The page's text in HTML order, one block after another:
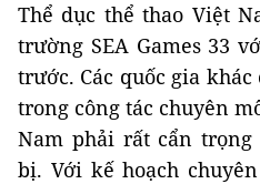
Thể dục thể thao Việt
trường SEA Games 33
trước. Các quốc gia
trong công tác chuyên
Nam phải rất cẩn
bị. Với kế hoạch